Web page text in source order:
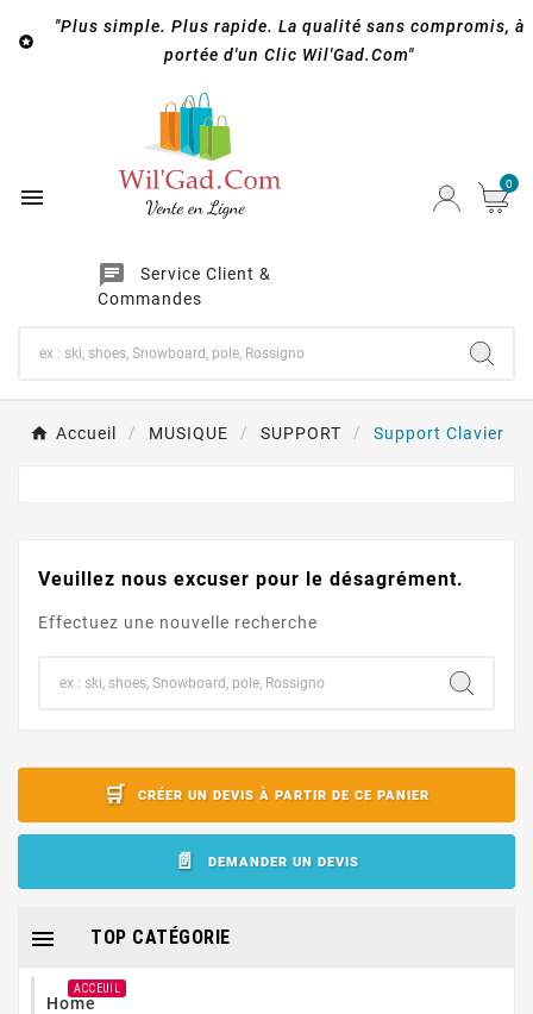

"Plus simple. Plus rapide. La qualité sans compromis, à
portée d'un Clic Wil'Gad.Com"

chat
Service Client &
Commandes
0
Accueil MUSIQUE SUPPORT Support Clavier
Veuillez nous excuser pour le désagrément.
Effectuez une nouvelle recherche
CRÉER UN DEVIS À PARTIR DE CE PANIER
DEMANDER UN DEVIS
TOP CATÉGORIE

Home
ACCEUIL